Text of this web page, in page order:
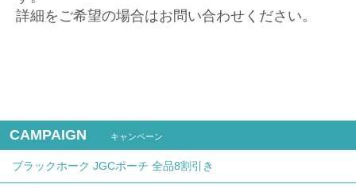
詳細をご希望の場合はお問い合わせください。
CAMPAIGN キャンペーン
ブラックホーク JGCポーチ 全品8割引き